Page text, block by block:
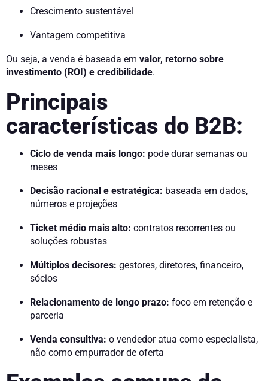
Crescimento sustentável
Vantagem competitiva
Ou seja, a venda é baseada em valor, retorno sobre
investimento (ROI) e credibilidade.
Principais
características do B2B:
Ciclo de venda mais longo: pode durar semanas ou
meses
Decisão racional e estratégica: baseada em dados,
números e projeções
Ticket médio mais alto: contratos recorrentes ou
soluções robustas
Múltiplos decisores: gestores, diretores, financeiro,
sócios
Relacionamento de longo prazo: foco em retenção e
parceria
Venda consultiva: o vendedor atua como especialista,
não como empurrador de oferta